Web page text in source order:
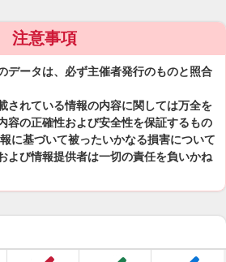
注意事項
データは、必ず主催者発行のものと照合
されている情報の内容に関しては万全を
容の正確性および安全性を保証するもの
に基づいて被ったいかなる損害について
よび情報提供者は一切の責任を負いかね